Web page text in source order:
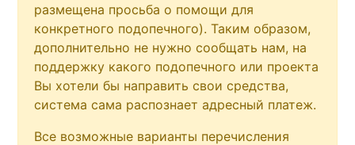
размещена просьба о помощи для
конкретного подопечного). Таким образом,
дополнительно не нужно сообщать нам, на
поддержку какого подопечного или проекта
Вы хотели бы направить свои средства,
система сама распознает адресный платеж.
Все возможные варианты перечисления